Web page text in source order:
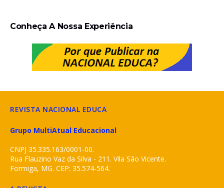
Conheça A Nossa Experiência
REVISTA NACIONAL EDUCA
Grupo MultiAtual Educacional
CNPJ 35.335.163/0001-00.
Rua Flauzino Vaz da Silva - 211. Vila São Vicente.
Formiga, MG. CEP: 35.574-564.